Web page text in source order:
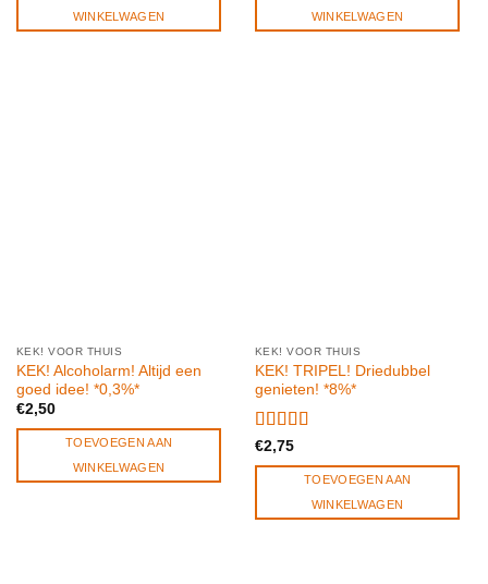
WINKELWAGEN
WINKELWAGEN
KEK! VOOR THUIS
KEK! Alcoholarm! Altijd een
goed idee! *0,3%*
€2,50
TOEVOEGEN AAN
WINKELWAGEN
KEK! VOOR THUIS
KEK! TRIPEL! Driedubbel
genieten! *8%*
Gewaardeerd
5.00uit 5
€2,75
TOEVOEGEN AAN
WINKELWAGEN